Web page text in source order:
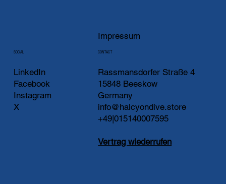
Impressum
SOCIAL
LinkedIn
Facebook
Instagram
X
CONTACT
Rassmansdorfer Straße 4
15848 Beeskow
Germany
info@halcyondive.store
+49|015140007595
Vertrag wiederrufen